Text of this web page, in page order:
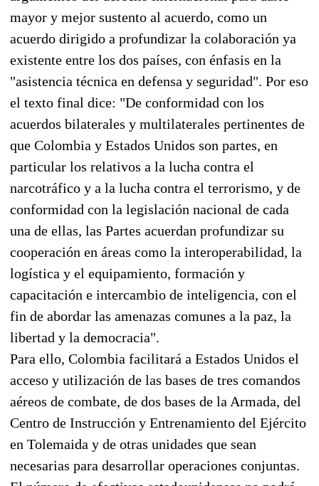
mayor y mejor sustento al acuerdo, como un
acuerdo dirigido a profundizar la colaboración ya
existente entre los dos países, con énfasis en la
"asistencia técnica en defensa y seguridad". Por eso
el texto final dice: "De conformidad con los
acuerdos bilaterales y multilaterales pertinentes de
que Colombia y Estados Unidos son partes, en
particular los relativos a la lucha contra el
narcotráfico y a la lucha contra el terrorismo, y de
conformidad con la legislación nacional de cada
una de ellas, las Partes acuerdan profundizar su
cooperación en áreas como la interoperabilidad, la
logística y el equipamiento, formación y
capacitación e intercambio de inteligencia, con el
fin de abordar las amenazas comunes a la paz, la
libertad y la democracia".
Para ello, Colombia facilitará a Estados Unidos el
acceso y utilización de las bases de tres comandos
aéreos de combate, de dos bases de la Armada, del
Centro de Instrucción y Entrenamiento del Ejército
en Tolemaida y de otras unidades que sean
necesarias para desarrollar operaciones conjuntas.